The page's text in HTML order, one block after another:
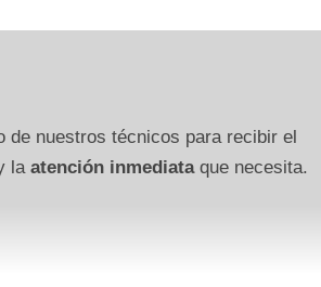
de nuestros técnicos para recibir el
la atención inmediataque necesita.